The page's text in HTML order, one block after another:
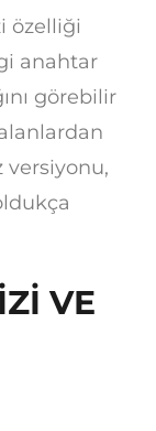
özelliği
anahtar
görebilir
versiyonu,
VE